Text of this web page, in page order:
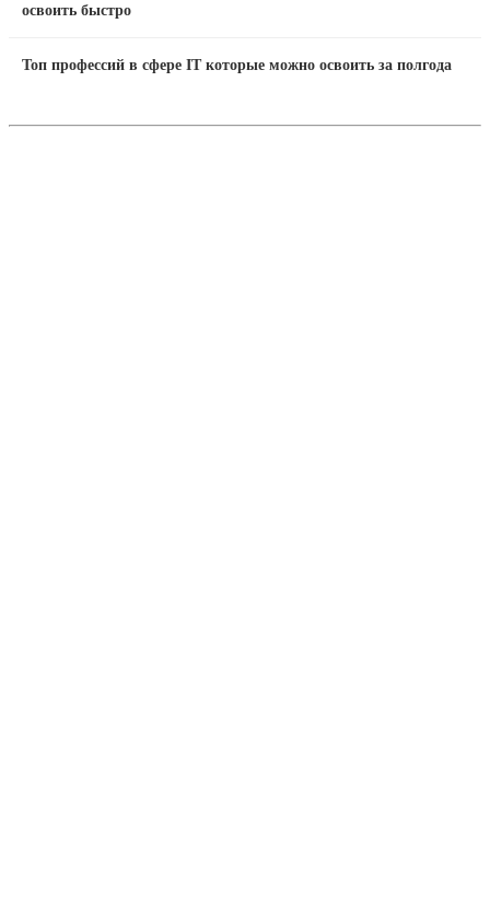
освоить быстро
Топ профессий в сфере IT которые можно освоить за полгода